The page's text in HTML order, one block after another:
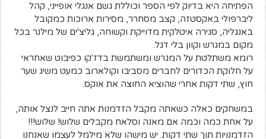
הפתיחה היא בדיוק לפי הספר וכוללת גשם אנגלי אופייני, קהל
ליברפולי באקסטזה, קצב מסחרר, מסירות ארוכות כמקובל
באנגליה, סגירה איטלקית מדוייקת וקשוחה, גליצ'ים של מילנר בכל
מקום במגרש וקוון בלי דגל.
רומא משתלטת על המגרש ומשתמשת בדז'קו כפיבוט שאחראי
על חלוקת הכדורים לחברים מסביבו וקולארוב כמעט משיג שער
חוץ, שתי דקות אחרי שהוציא החוצה את אוקס.
במשחקים כאלה כשאתה מקבל הזדמנות אתה חייב לנצל אותה,
על אחת כמה וכמה אם מאנה וסלאח מקבלים שלוש! שלוש!!!
הזדמנויות תוך שתי דקות. יש מישהו שלא מילמל לעצמו שאנחנו